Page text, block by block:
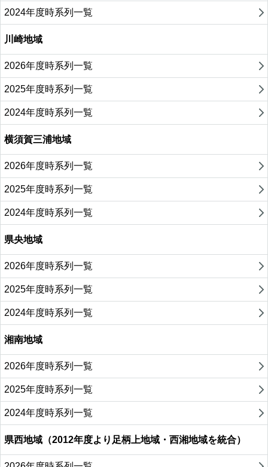
2024年度時系列一覧
川崎地域
2026年度時系列一覧
2025年度時系列一覧
2024年度時系列一覧
横須賀三浦地域
2026年度時系列一覧
2025年度時系列一覧
2024年度時系列一覧
県央地域
2026年度時系列一覧
2025年度時系列一覧
2024年度時系列一覧
湘南地域
2026年度時系列一覧
2025年度時系列一覧
2024年度時系列一覧
県西地域（2012年度より足柄上地域・西湘地域を統合）